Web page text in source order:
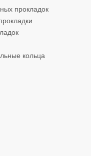
прокладок
кольца